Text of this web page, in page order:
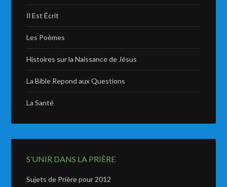
Il Est Écrit
Les Poèmes
Histoires sur la Naissance de Jésus
La Bible Repond aux Questions
La Santé
S’UNIR DANS LA PRIÈRE
Sujets de Prière pour 2012